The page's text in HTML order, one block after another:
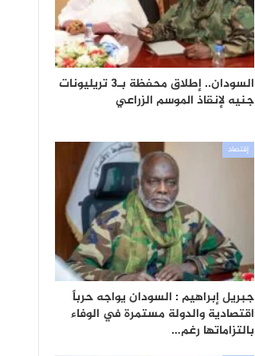
السودان.. إطلاق محفظة بـ3 تريليونات
جنيه لإنقاذ الموسم الزراعي
إقتصاد
جبريل إبراهيم : السودان يواجه حرباً
اقتصادية والدولة مستمرة في الوفاء
بالتزاماتها رغم…